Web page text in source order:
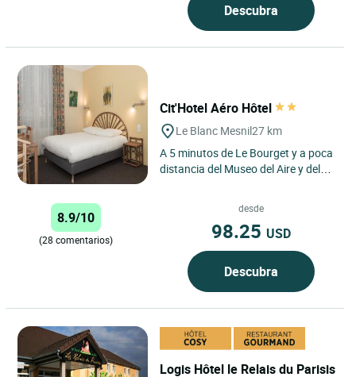
Descubra
Cit'Hotel Aéro Hôtel
Le Blanc Mesnil27 km
A 5 minutos de Le Bourget y a poca
distancia del Museo del Aire y del
8.9/10
(28 comentarios)
desde
98.25 USD
Descubra
Logis Hôtel le Relais du Parisis